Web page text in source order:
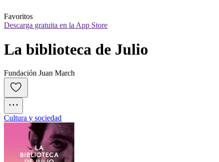
Favoritos
Descarga gratuita en la App Store
La biblioteca de Julio
Fundación Juan March
Cultura y sociedad